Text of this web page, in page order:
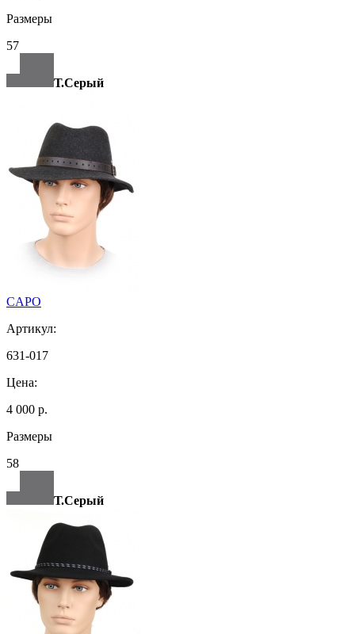
Размеры
57
Т.Серый
CAPO
Артикул:
631-017
Цена:
4 000 р.
Размеры
58
Т.Серый